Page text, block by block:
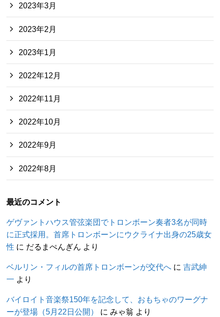
2023年3月
2023年2月
2023年1月
2022年12月
2022年11月
2022年10月
2022年9月
2022年8月
最近のコメント
ゲヴァントハウス管弦楽団でトロンボーン奏者3名が同時
に正式採用。首席トロンボーンにウクライナ出身の25歳女
性 に だるまぺんぎん より
ベルリン・フィルの首席トロンボーンが交代へ に吉武紳
一 より
バイロイト音楽祭150年を記念して、おもちゃのワーグナ
ーが登場（5月22日公開）
にみゃ翁 より